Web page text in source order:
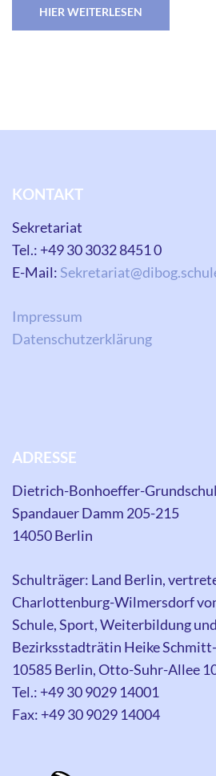
HIER WEITERLESEN
KONTAKT
Sekretariat
Tel.: +49 30 3032 8451 0
E-Mail:
Impressum
Datenschutzerklärung
ADRESSE
Dietrich-Bonhoeffer-
Spandauer Damm 205-215
14050 Berlin
Schulträger: Land Berlin,
Charlottenburg-Wilmersdorf
Schule, Sport, Weiterbildung
Bezirksstadträtin Heike
10585 Berlin, Otto-Suhr-Allee
Tel.: +49 30 9029 14001
Fax: +49 30 9029 14004